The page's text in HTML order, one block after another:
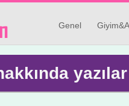
Genel
yazılar